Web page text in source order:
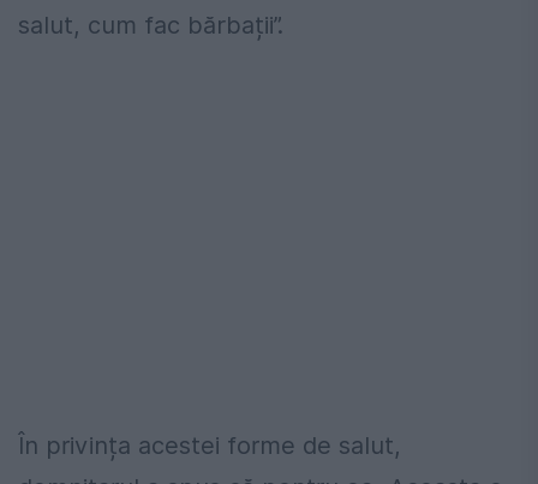
salut, cum fac bărbații”.
În privința acestei forme de salut,